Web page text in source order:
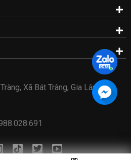
Xã Bát Tràng, Gia Lâm, Hà